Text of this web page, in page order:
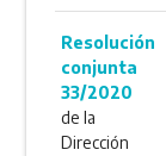
Resolución
conjunta
33/2020
de la
Dirección